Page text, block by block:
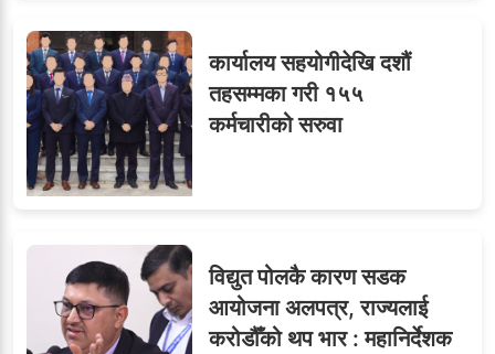
कार्यालय सहयोगीदेखि दशौं
तहसम्मका गरी १५५
कर्मचारीको सरुवा
विद्युत पोलकै कारण सडक
आयोजना अलपत्र, राज्यलाई
करोडौँको थप भार : महानिर्देशक